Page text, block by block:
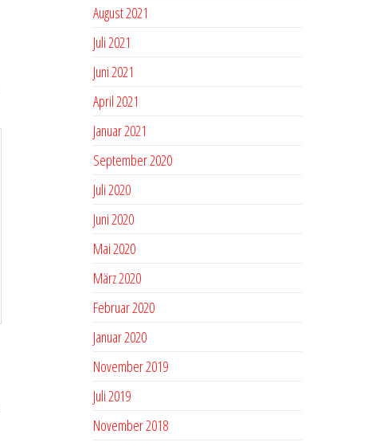
August 2021
Juli 2021
Juni 2021
April 2021
Januar 2021
September 2020
Juli 2020
Juni 2020
Mai 2020
März 2020
Februar 2020
Januar 2020
November 2019
Juli 2019
November 2018